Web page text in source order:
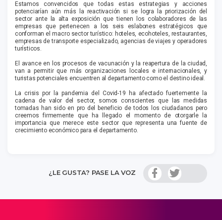
Estamos convencidos que todas estas estrategias y acciones
potenciarían aún más la reactivación si se logra la priorización del
sector ante la alta exposición que tienen los colaboradores de las
empresas que pertenecen a los seis eslabones estratégicos que
conforman el macro sector turístico: hoteles, ecohoteles, restaurantes,
empresas de transporte especializado, agencias de viajes y operadores
turísticos.
El avance en los procesos de vacunación y la reapertura de la ciudad,
van a permitir que más organizaciones locales e internacionales, y
turistas potenciales encuentren al departamento como el destino ideal.
La crisis por la pandemia del Covid-19 ha afectado fuertemente la
cadena de valor del sector, somos conscientes que las medidas
tomadas han sido en pro del beneficio de todos los ciudadanos pero
creemos firmemente que ha llegado el momento de otorgarle la
importancia que merece este sector que representa una fuente de
crecimiento económico para el departamento.
¿LE GUSTA? PASE LA VOZ